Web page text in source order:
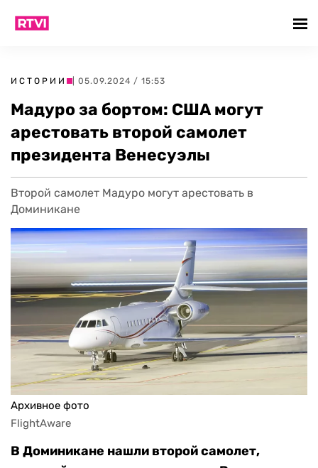
ИСТОРИИ | 05.09.2024 / 15:53
Мадуро за бортом: США могут
арестовать второй самолет
президента Венесуэлы
Второй самолет Мадуро могут арестовать в
Доминикане
Архивное фото
FlightAware
В Доминикане нашли второй самолет,